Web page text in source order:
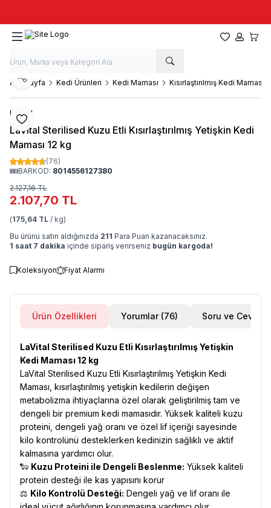
Favorilerim
Hesabım
Ana Sayfa Kedi Ürünleri Kedi Maması Kısırlaştırılmış Kedi Maması
Favoriye Ekle
Paylaş
LaVital
LaVital Sterilised Kuzu Etli Kısırlaştırılmış Yetişkin Kedi
Maması 12 kg
(76)
BARKOD: 8014556127380
2.127,16TL
2.107,70 TL
(175,64 TL / kg)
Bu ürünü satın aldığınızda 211 Para Puan kazanacaksınız.
1 saat 7 dakika içinde sipariş verirseniz bugün kargoda!
Koleksiyon Fiyat Alarmı
Ürün Özellikleri Yorumlar (76) Soru ve Cevap
LaVital Sterilised Kuzu Etli Kısırlaştırılmış Yetişkin
Kedi Maması 12 kg
LaVital Sterilised Kuzu Etli Kısırlaştırılmış Yetişkin Kedi
Maması, kısırlaştırılmış yetişkin kedilerin değişen
metabolizma ihtiyaçlarına özel olarak geliştirilmiş tam ve
dengeli bir premium kedi mamasıdır. Yüksek kaliteli kuzu
proteini, dengeli yağ oranı ve özel lif içeriği sayesinde
kilo kontrolünü desteklerken kedinizin sağlıklı ve aktif
kalmasına yardımcı olur.
🐑 Kuzu Proteini ile Dengeli Beslenme: Yüksek kaliteli
protein desteği ile kas yapısını korur
⚖️ Kilo Kontrolü Desteği: Dengeli yağ ve lif oranı ile